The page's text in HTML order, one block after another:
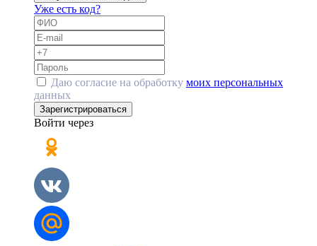
Уже есть код?
Даю согласие на обработку моих персональных
данных
Зарегистрироваться
Войти через